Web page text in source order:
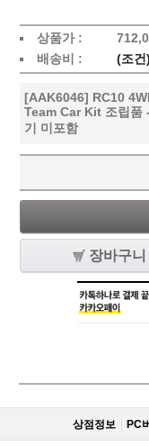
상품가 :
배송비 : (조건)
[AAK6046] RC10
Team Car Kit 조립품
기 미포함
장바구니
상점정보 PC